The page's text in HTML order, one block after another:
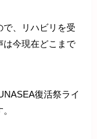
で、リハビリを受
は今現在どこまで
復活祭ライ